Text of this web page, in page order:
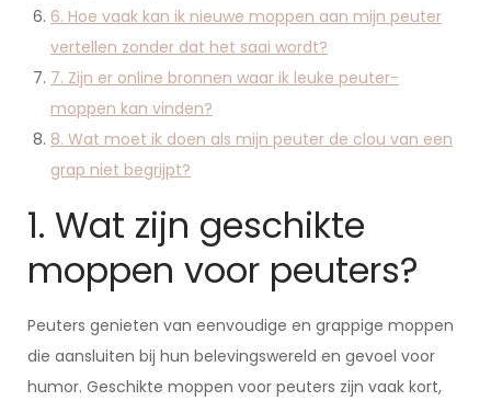
6. Hoe vaak kan ik nieuwe moppen aan mijn peuter
vertellen zonder dat het saai wordt?
7. Zijn er online bronnen waar ik leuke peuter-
moppen kan vinden?
8. Wat moet ik doen als mijn peuter de clou van een
grap niet begrijpt?
1. Wat zijn geschikte
moppen voor peuters?
Peuters genieten van eenvoudige en grappige moppen
die aansluiten bij hun belevingswereld en gevoel voor
humor. Geschikte moppen voor peuters zijn vaak kort,